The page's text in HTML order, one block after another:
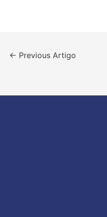
Navegação
← Previous Artigo